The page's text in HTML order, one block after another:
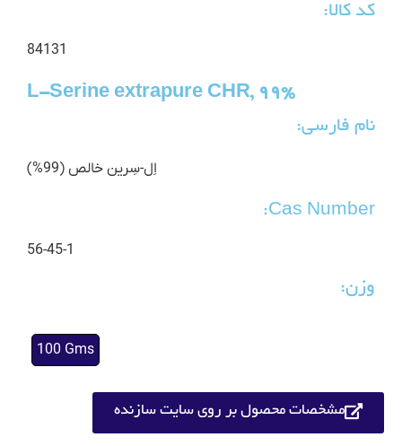
کد کالا:
84131
L-Serine extrapure CHR, 99%
نام فارسی:
اِل-سِرین خالص (99%)
Cas Number:
56-45-1
وزن:
100 Gms
مشخصات محصول بر روی سایت سازنده